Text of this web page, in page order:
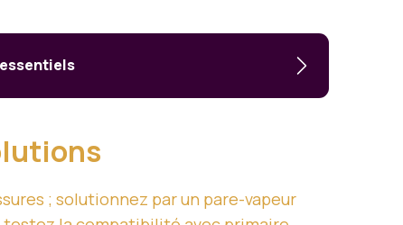
; solutionnez par un pare-vapeur